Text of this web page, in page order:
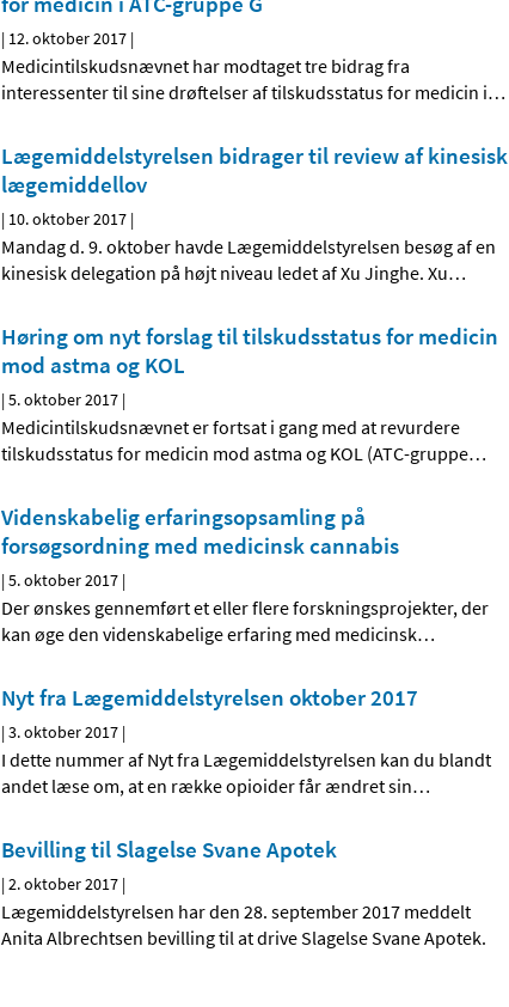
| 12. oktober 2017 |
Medicintilskudsnævnet har modtaget tre bidrag fra
interessenter til sine drøftelser af tilskudsstatus for medicin i…
Lægemiddelstyrelsen bidrager til review af kinesisk
lægemiddellov
| 10. oktober 2017 |
Mandag d. 9. oktober havde Lægemiddelstyrelsen besøg af en
kinesisk delegation på højt niveau ledet af Xu Jinghe. Xu…
Høring om nyt forslag til tilskudsstatus for medicin
mod astma og KOL
|5. oktober 2017 |
Medicintilskudsnævnet er fortsat i gang med at revurdere
tilskudsstatus for medicin mod astma og KOL (ATC-gruppe…
Videnskabelig erfaringsopsamling på
forsøgsordning med medicinsk cannabis
|5. oktober 2017 |
Der ønskes gennemført et eller flere forskningsprojekter, der
kan øge den videnskabelige erfaring med medicinsk…
Nyt fra Lægemiddelstyrelsen oktober 2017
|3. oktober 2017 |
I dette nummer af Nyt fra Lægemiddelstyrelsen kan du blandt
andet læse om, at en række opioider får ændret sin…
Bevilling til Slagelse Svane Apotek
|2. oktober 2017 |
Lægemiddelstyrelsen har den 28. september 2017 meddelt
Anita Albrechtsen bevilling til at drive Slagelse Svane Apotek.